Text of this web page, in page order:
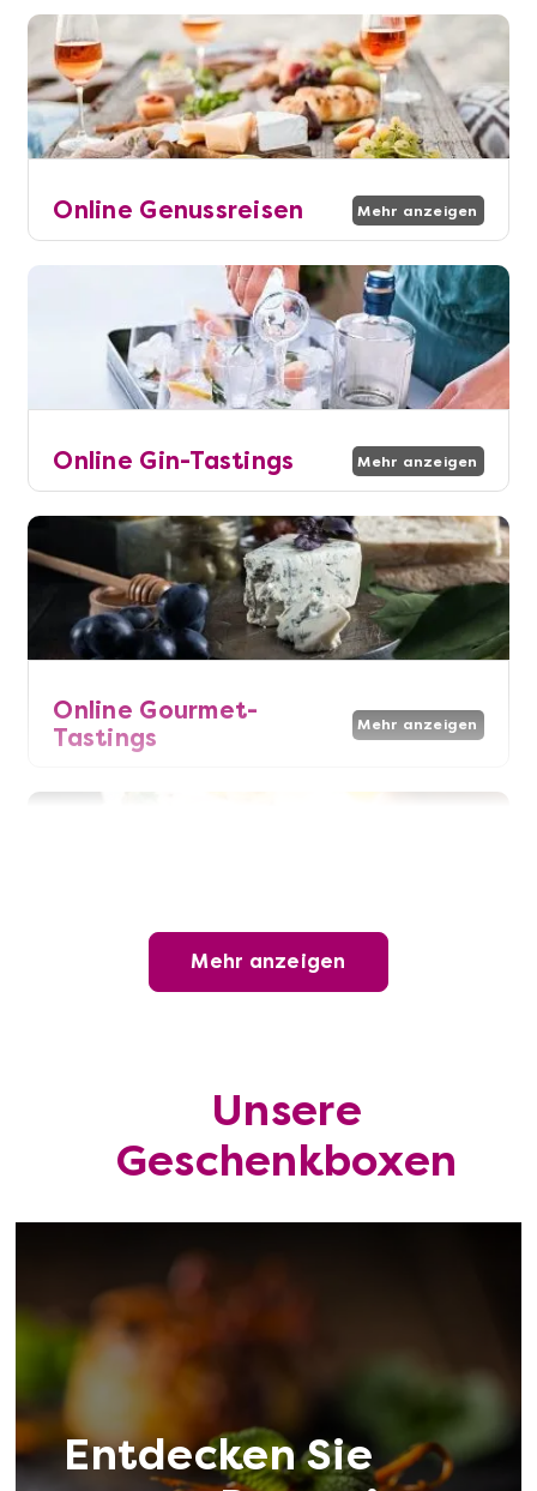
Online Genussreisen Mehr anzeigen
Online Gin-Tastings Mehr anzeigen
Online Gourmet-
Tastings
Mehr anzeigen
Online Kochkurse Mehr anzeigen
Mehr anzeigen
Unsere
Geschenkboxen
Entdecken Sie